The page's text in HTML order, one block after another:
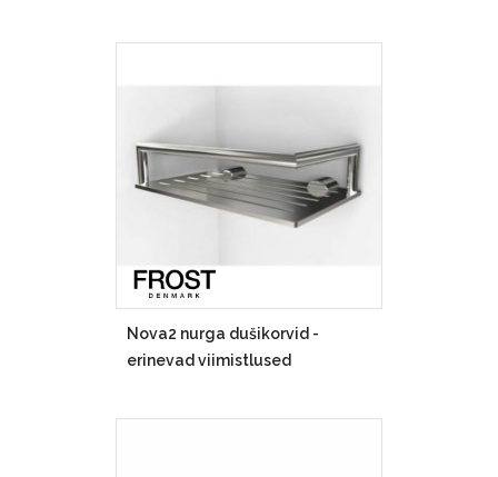
Nova2 nurga dušikorvid -
erinevad viimistlused